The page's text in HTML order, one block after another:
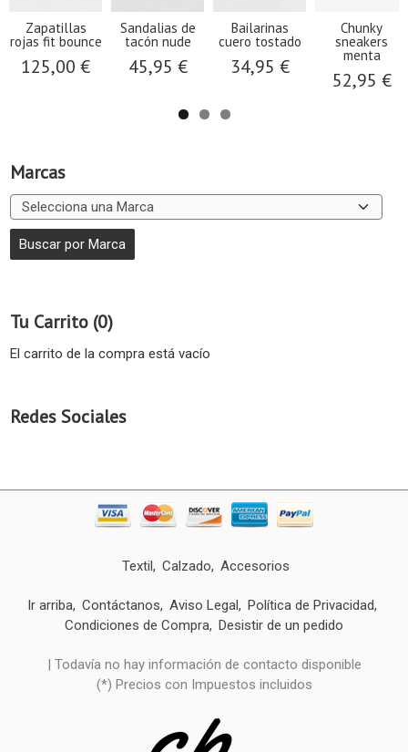
Marcas
Tu Carrito (0)
El carrito de la compra está vacío
Redes Sociales
Zapatillas
rojas fit bounce
125,00 €
Sandalias de
tacón nude
45,95 €
Bailarinas
cuero tostado
34,95 €
Chunky
sneakers
menta
52,95 €
Textil Calzado Accesorios
Ir arriba Contáctanos Aviso Legal
Política de Privacidad
Condiciones de Compra Desistir de un pedido
| Todavía no hay información de contacto disponible
(*) Precios con Impuestos incluidos